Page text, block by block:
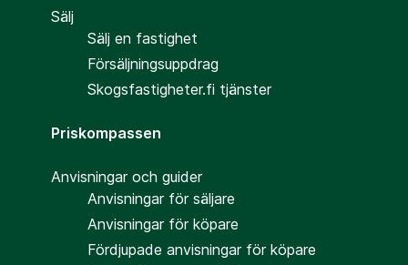
Sälj
Sälj en fastighet
Försäljningsuppdrag
Skogsfastigheter.fi tjänster
Priskompassen
Anvisningar och guider
Anvisningar för säljare
Anvisningar för köpare
Fördjupade anvisningar för köpare